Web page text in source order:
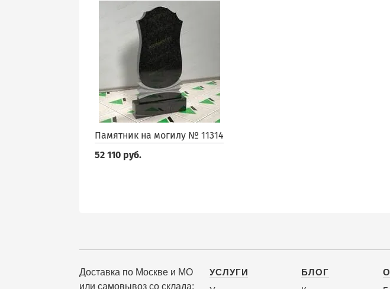
Памятник на могилу № 11314
52 110 руб.
Доставка по Москве и МО
или самовывоз со склада:
УСЛУГИ
БЛОГ